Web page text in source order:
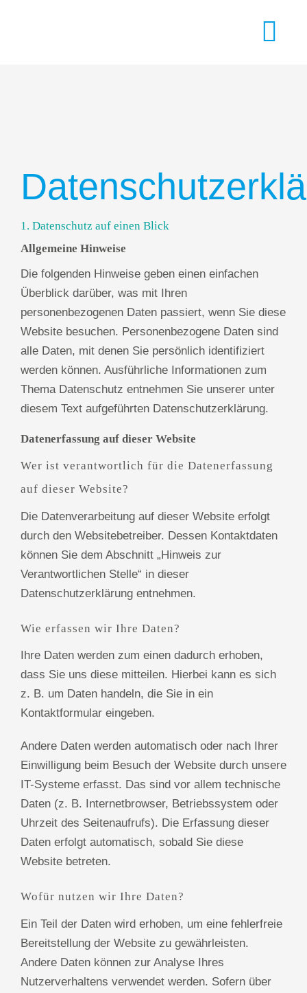
SCHWERPUNKTE
1. Datenschutz auf einen Blick
Allgemeine Hinweise
Die folgenden Hinweise geben einen einfachen
Überblick darüber, was mit Ihren
personenbezogenen Daten passiert, wenn Sie diese
Website besuchen. Personenbezogene Daten sind
alle Daten, mit denen Sie persönlich identifiziert
werden können. Ausführliche Informationen zum
Thema Datenschutz entnehmen Sie unserer unter
diesem Text aufgeführten Datenschutzerklärung.
Datenerfassung auf dieser Website
Wer ist verantwortlich für die Datenerfassung
auf dieser Website?
Die Datenverarbeitung auf dieser Website erfolgt
durch den Websitebetreiber. Dessen Kontaktdaten
können Sie dem Abschnitt „Hinweis zur
Verantwortlichen Stelle“ in dieser
Datenschutzerklärung entnehmen.
Wie erfassen wir Ihre Daten?
Ihre Daten werden zum einen dadurch erhoben,
dass Sie uns diese mitteilen. Hierbei kann es sich
z. B. um Daten handeln, die Sie in ein
Kontaktformular eingeben.
Andere Daten werden automatisch oder nach Ihrer
Einwilligung beim Besuch der Website durch unsere
IT-Systeme erfasst. Das sind vor allem technische
Daten (z. B. Internetbrowser, Betriebssystem oder
Uhrzeit des Seitenaufrufs). Die Erfassung dieser
Daten erfolgt automatisch, sobald Sie diese
Website betreten.
Wofür nutzen wir Ihre Daten?
Ein Teil der Daten wird erhoben, um eine fehlerfreie
Bereitstellung der Website zu gewährleisten.
Andere Daten können zur Analyse Ihres
Nutzerverhaltens verwendet werden. Sofern über